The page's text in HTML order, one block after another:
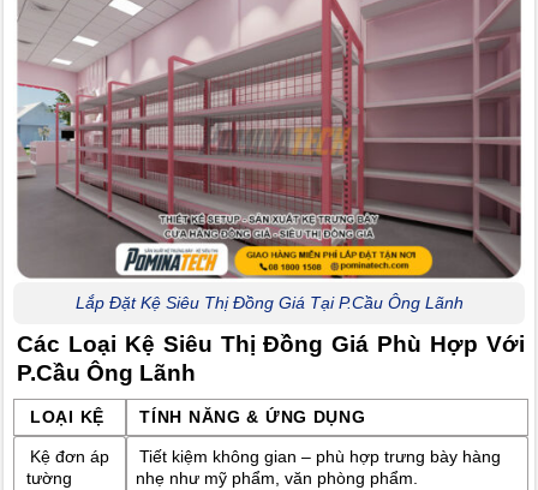
Lắp Đặt Kệ Siêu Thị Đồng Giá Tại P.Cầu Ông Lãnh
Các Loại Kệ Siêu Thị Đồng Giá Phù Hợp Với
P.Cầu Ông Lãnh
LOẠI KỆ TÍNH NĂNG & ỨNG DỤNG
Kệ đơn áp
tường
Tiết kiệm không gian – phù hợp trưng bày hàng
nhẹ như mỹ phẩm, văn phòng phẩm.